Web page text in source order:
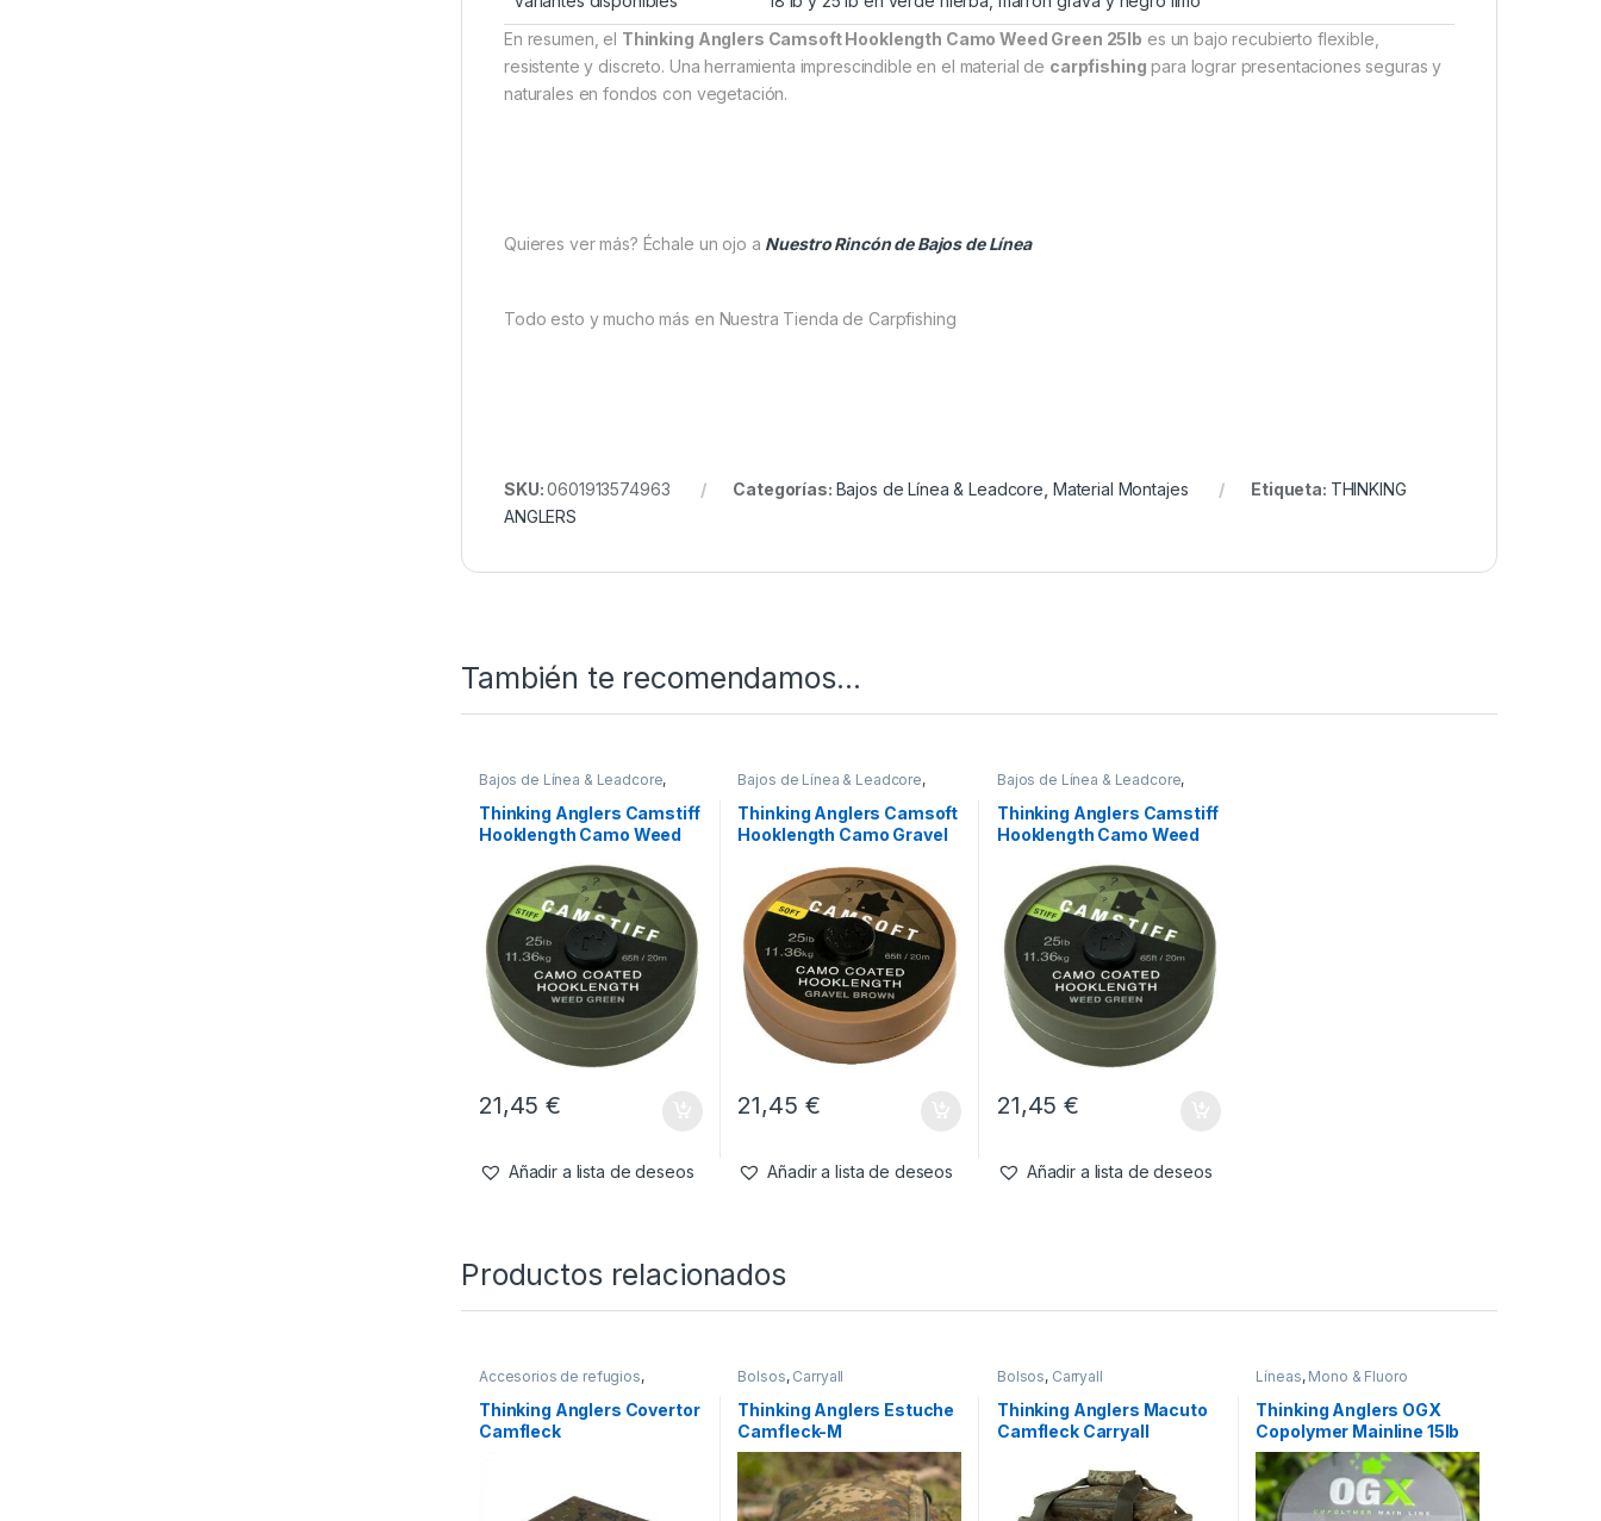
En resumen, el Thinking Anglers Camsoft Hooklength Camo Weed Green 25lb es un bajo recubierto flexible,
resistente y discreto. Una herramienta imprescindible en el material de carpfishing para lograr presentaciones seguras y
naturales en fondos con vegetación.
Quieres ver más? Échale un ojo a Nuestro Rincón de Bajos de Línea
Todo esto y mucho más en Nuestra Tienda de Carpfishing
SKU:0601913574963 Categorías: Bajos de Línea & Leadcore Material Montajes Etiqueta: THINKING
ANGLERS
También te recomendamos…
Bajos de Línea & Leadcore,
Material Montajes
Thinking Anglers Camstiff
Hooklength Camo Weed
21,45€
Añadir a lista de deseos
Bajos de Línea & Leadcore,
Material Montajes
Thinking Anglers Camsoft
Hooklength Camo Gravel
21,45 €
Añadir a lista de deseos
Bajos de Línea & Leadcore,
Material Montajes
Thinking Anglers Camstiff
Hooklength Camo Weed
21,45€
Añadir a lista de deseos
Productos relacionados
Accesorios de refugios,
Thinking Anglers Covertor
Camfleck
Bolsos, Carryall
Thinking Anglers Estuche
Camfleck-M
Bolsos, Carryall
Thinking Anglers Macuto
Camfleck Carryall
Líneas, Mono & Fluoro
Thinking Anglers OGX
Copolymer Mainline 15lb
0.35mm 6.80kg 1000m